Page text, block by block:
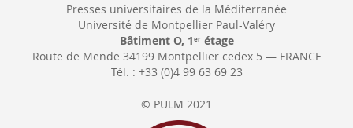
Presses universitaires de la Méditerranée
Université de Montpellier Paul-Valéry
Bâtiment O, 1 erétage
Route de Mende 34199 Montpellier cedex 5 — FRANCE
Tél. : +33 (0)4 99 63 69 23
© PULM 2021